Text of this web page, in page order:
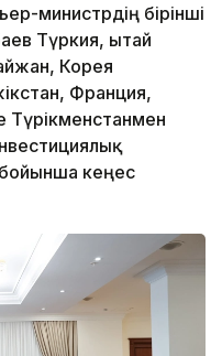
министрдің бірінші
Түркия, Қытай
Корея
Франция,
Түрікменстанмен
кеңес